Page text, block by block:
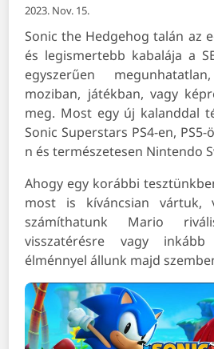
2023. Nov. 15.
Sonic the Hedgehog talán az
és legismertebb kabalája a
egyszerűen
moziban, játékban, vagy
meg. Most egy új kalanddal
Sonic Superstars PS4-en, PS5-
n és természetesen Nintendo
Ahogy egy korábbi
most is kíváncsian vártuk,
számíthatunk Mario
visszatérésre vagy
élménnyel állunk majd